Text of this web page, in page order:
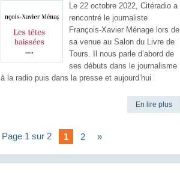
Le 22 octobre 2022, Citéradio a
rencontré le journaliste
François-Xavier Ménage lors de
sa venue au Salon du Livre de
Tours. Il nous parle d’abord de
ses débuts dans le journalisme
à la radio puis dans la presse et aujourd’hui
En lire plus
Page 1 sur 2 1 2 »